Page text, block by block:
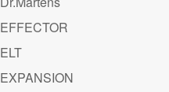
EFFECTOR
ELT
EXPANSION